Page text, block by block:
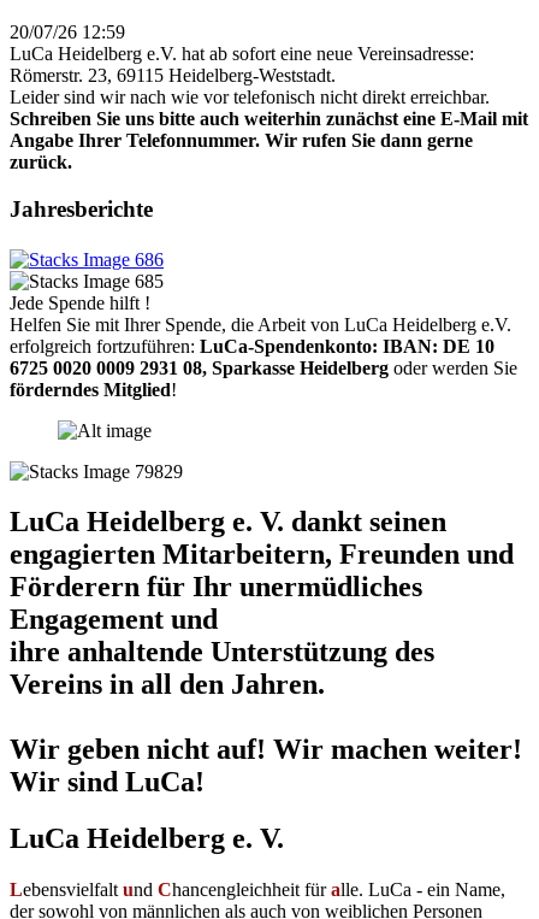
20/07/26 12:59
LuCa Heidelberg e.V. hat ab sofort eine neue Vereinsadresse:
Römerstr. 23, 69115 Heidelberg-Weststadt.
Leider sind wir nach wie vor telefonisch nicht direkt erreichbar.
Schreiben Sie uns bitte auch weiterhin zunächst eine E-Mail mit
Angabe Ihrer Telefonnummer. Wir rufen Sie dann gerne
zurück.
Jahresberichte
Jede Spende hilft !
Helfen Sie mit Ihrer Spende, die Arbeit von LuCa Heidelberg e.V.
erfolgreich fortzuführen: LuCa-Spendenkonto: IBAN: DE 10
6725 0020 0009 2931 08, Sparkasse Heidelberg oder werden Sie
förderndes Mitglied!
LuCa Heidelberg e. V. dankt seinen
engagierten Mitarbeitern, Freunden und
Förderern für Ihr unermüdliches
Engagement und
ihre anhaltende Unterstützung des
Vereins in all den Jahren.
Wir geben nicht auf! Wir machen weiter!
Wir sind LuCa!
LuCa Heidelberg e. V.
Lebensvielfalt und Chancengleichheit füralle. LuCa - ein Name,
der sowohl von männlichen als auch von weiblichen Personen